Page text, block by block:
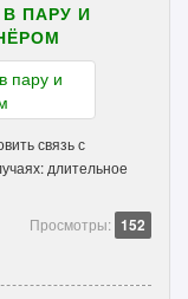
ПАРУ И
связь с
длительное
Просмотры: 152